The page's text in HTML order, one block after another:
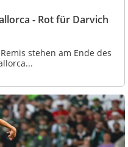
- Rot für Darvich
stehen am Ende des